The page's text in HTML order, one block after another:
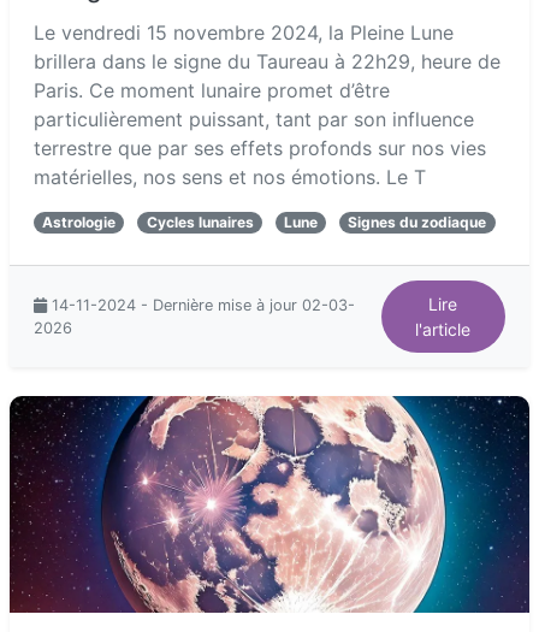
Le vendredi 15 novembre 2024, la Pleine Lune
brillera dans le signe du Taureau à 22h29, heure de
Paris. Ce moment lunaire promet d’être
particulièrement puissant, tant par son influence
terrestre que par ses effets profonds sur nos vies
matérielles, nos sens et nos émotions. Le T
Astrologie Cycles lunaires Lune Signes du zodiaque
14-11-2024 - Dernière mise à jour 02-03-
2026
Lire
l'article